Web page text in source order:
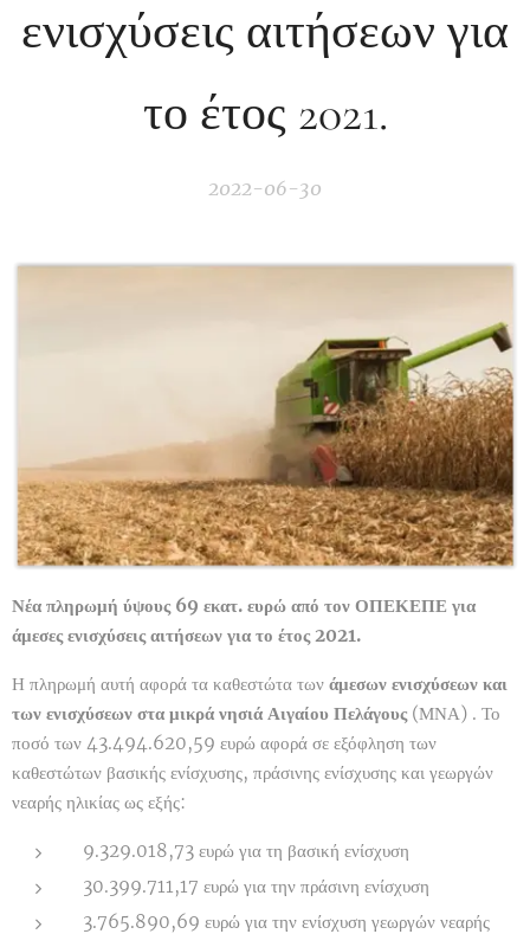
ενισχύσεις αιτήσεων για
το έτος 2021.
2022-06-30
Νέα πληρωμή ύψους 69 εκατ. ευρώ από τον ΟΠΕΚΕΠΕ για
άμεσες ενισχύσεις αιτήσεων για το έτος 2021.
Η πληρωμή αυτή αφορά τα καθεστώτα των άμεσων ενισχύσεων και
των ενισχύσεων στα μικρά νησιά Αιγαίου Πελάγους (ΜΝΑ) . Το
ποσό των 43.494.620,59 ευρώ αφορά σε εξόφληση των
καθεστώτων βασικής ενίσχυσης, πράσινης ενίσχυσης και γεωργών
νεαρής ηλικίας ως εξής:
9.329.018,73 ευρώ για τη βασική ενίσχυση
30.399.711,17 ευρώ για την πράσινη ενίσχυση
3.765.890,69 ευρώ για την ενίσχυση γεωργών νεαρής